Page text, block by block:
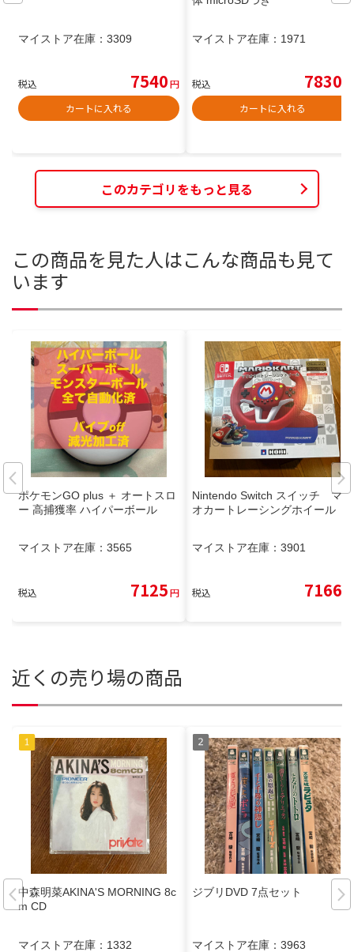
マイストア在庫： 3309
税込 7540円
カートに入れる
マイストア在庫： 1971
税込 7830
カートに入れる
このカテゴリをもっと見る
この商品を見た人はこんな商品も見て
います
ポケモンGO plus ＋ オートスロ
ー 高捕獲率 ハイパーボール
マイストア在庫： 3565
税込 7125円
Nintendo Switch スイッチ マリ
オカートレーシングホイール
マイストア在庫： 3901
税込 7166
近くの売り場の商品
中森明菜AKINA'S MORNING 8c
m CD
マイストア在庫： 1332
ジブリDVD 7点セット
マイストア在庫： 3963